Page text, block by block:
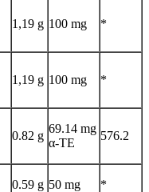
1,19 g 100 mg *
1,19 g 100 mg *
0.82 g
69.14 mg
α-TE
576.2
0.59 g 50 mg *